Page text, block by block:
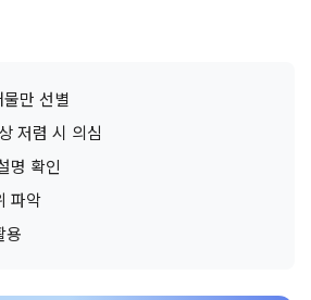
만 선별
저렴 시 의심
명 확인
파악
용